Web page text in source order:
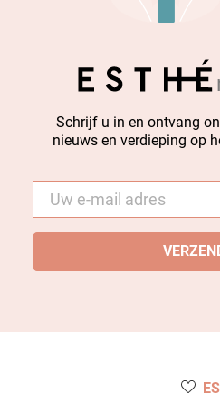
Schrijf u in en ontvang
nieuws en verdieping op
mail *